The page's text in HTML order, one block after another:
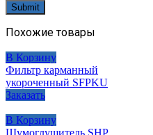
Похожие товары
В Корзину
Фильтр карманный
укороченный SFPKU
Заказать
В Корзину
Шумоглушитель SHP